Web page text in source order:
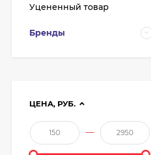
Уцененный товар
Бренды
ЦЕНА, РУБ.
—
Кисть из волоса
енота Валери-Д №3К